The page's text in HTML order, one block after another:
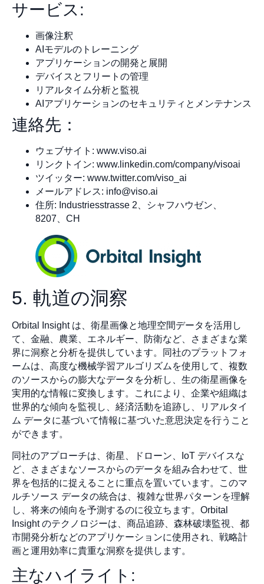
サービス:
画像注釈
AIモデルのトレーニング
アプリケーションの開発と展開
デバイスとフリートの管理
リアルタイム分析と監視
AIアプリケーションのセキュリティとメンテナンス
連絡先：
ウェブサイト: www.viso.ai
リンクトイン: www.linkedin.com/company/visoai
ツイッター: www.twitter.com/viso_ai
メールアドレス: info@viso.ai
住所: Industriesstrasse 2、シャフハウゼン、
8207、CH
5. 軌道の洞察
Orbital Insight は、衛星画像と地理空間データを活用し
て、金融、農業、エネルギー、防衛など、さまざまな業
界に洞察と分析を提供しています。同社のプラットフォ
ームは、高度な機械学習アルゴリズムを使用して、複数
のソースからの膨大なデータを分析し、生の衛星画像を
実用的な情報に変換します。これにより、企業や組織は
世界的な傾向を監視し、経済活動を追跡し、リアルタイ
ム データに基づいて情報に基づいた意思決定を行うこと
ができます。
同社のアプローチは、衛星、ドローン、IoT デバイスな
ど、さまざまなソースからのデータを組み合わせて、世
界を包括的に捉えることに重点を置いています。このマ
ルチソース データの統合は、複雑な世界パターンを理解
し、将来の傾向を予測するのに役立ちます。Orbital
Insight のテクノロジーは、商品追跡、森林破壊監視、都
市開発分析などのアプリケーションに使用され、戦略計
画と運用効率に貴重な洞察を提供します。
主なハイライト: